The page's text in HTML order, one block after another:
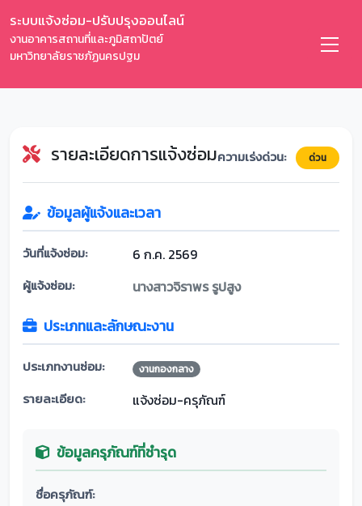
ระบบแจ้งซ่อม-ปรับปรุงออนไลน์
งานอาคารสถานที่และภูมิสถาปัตย์
มหาวิทยาลัยราชภัฏนครปฐม
รายละเอียดการแจ้งซ่อมความเร่งด่วน: ด่วน
ข้อมูลผู้แจ้งและเวลา
วันที่แจ้งซ่อม: 6 ก.ค. 2569
ผู้แจ้งซ่อม: นางสาวจิราพร รูปสูง
ประเภทและลักษณะงาน
ประเภทงานซ่อม: งานกองกลาง
รายละเอียด: แจ้งซ่อม-ครุภัณฑ์
ข้อมูลครุภัณฑ์ที่ชำรุด
ชื่อครุภัณฑ์: